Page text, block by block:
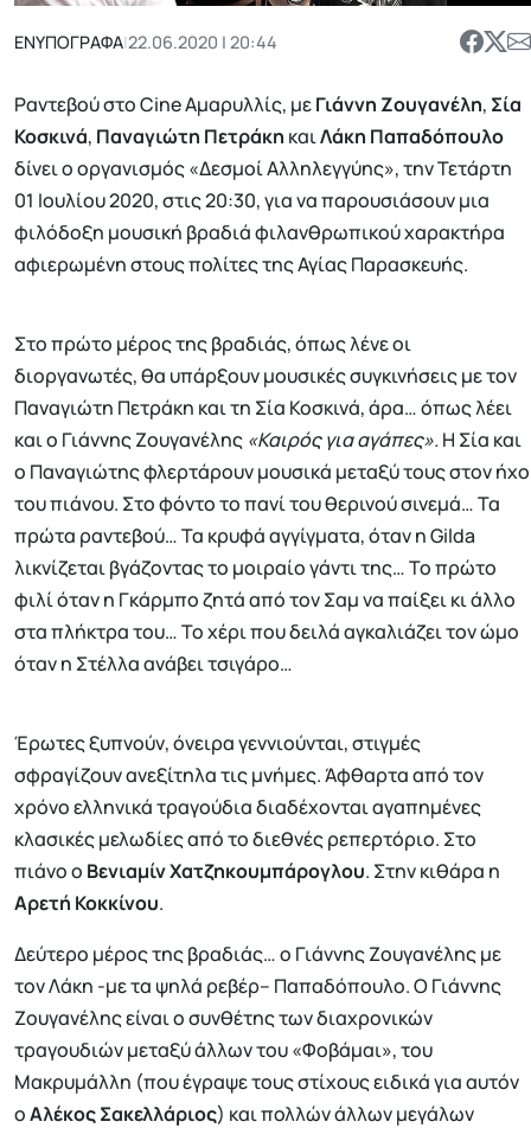
ΕΝΥΠΟΓΡΑΦΑ|22.06.2020 | 20:44
Ραντεβού στο Cine Αμαρυλλίς, μεΓιάννη Ζουγανέλη, Σία
Κοσκινά, Παναγιώτη Πετράκη καιΛάκη Παπαδόπουλο
δίνει ο οργανισμός «Δεσμοί Αλληλεγγύης», την Τετάρτη
01 Ιουλίου 2020, στις 20:30, για να παρουσιάσουν μια
φιλόδοξη μουσική βραδιά φιλανθρωπικού χαρακτήρα
αφιερωμένη στους πολίτες της Αγίας Παρασκευής.
Στο πρώτο μέρος της βραδιάς, όπως λένε οι
διοργανωτές, θα υπάρξουν μουσικές συγκινήσεις με τον
Παναγιώτη Πετράκη και τη Σία Κοσκινά, άρα… όπως λέει
και ο Γιάννης Ζουγανέλης «Καιρός για αγάπες».Η Σία και
ο Παναγιώτης φλερτάρουν μουσικά μεταξύ τους στον ήχο
του πιάνου. Στο φόντο το πανί του θερινού σινεμά… Τα
πρώτα ραντεβού… Τα κρυφά αγγίγματα, όταν η Gilda
λικνίζεται βγάζοντας το μοιραίο γάντι της… Το πρώτο
φιλί όταν η Γκάρμπο ζητά από τον Σαμ να παίξει κι άλλο
στα πλήκτρα του… Το χέρι που δειλά αγκαλιάζει τον ώμο
όταν η Στέλλα ανάβει τσιγάρο…
Έρωτες ξυπνούν, όνειρα γεννιούνται, στιγμές
σφραγίζουν ανεξίτηλα τις μνήμες. Άφθαρτα από τον
χρόνο ελληνικά τραγούδια διαδέχονται αγαπημένες
κλασικές μελωδίες από το διεθνές ρεπερτόριο. Στο
πιάνο ο Βενιαμίν Χατζηκουμπάρογλου. Στην κιθάρα η
Αρετή Κοκκίνου.
Δεύτερο μέρος της βραδιάς… ο Γιάννης Ζουγανέλης με
τον Λάκη -με τα ψηλά ρεβέρ– Παπαδόπουλο. Ο Γιάννης
Ζουγανέλης είναι ο συνθέτης των διαχρονικών
τραγουδιών μεταξύ άλλων του «Φοβάμαι», του
Μακρυμάλλη (που έγραψε τους στίχους ειδικά για αυτόν
οΑλέκος Σακελλάριος) και πολλών άλλων μεγάλων